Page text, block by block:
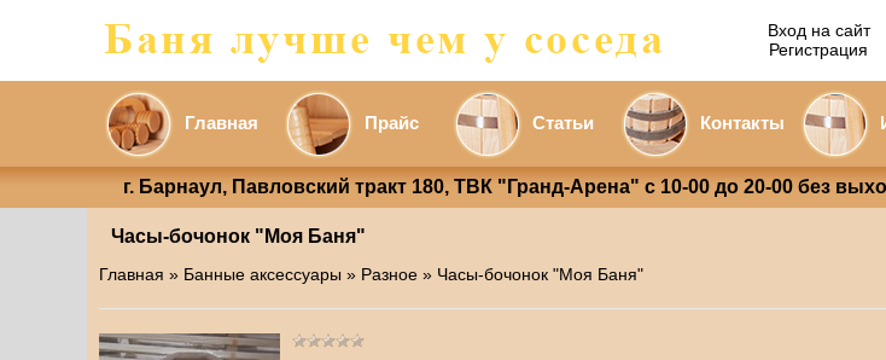
Вход на сайт
Регистрация
Главная Прайс Статьи Контакты
г. Барнаул, Павловский тракт 180, ТВК "Гранд-Арена" с 10-00 до 20-00 без
Часы-бочонок "Моя Баня"
Главная » Банные аксессуары » Разное » Часы-бочонок "Моя Баня"